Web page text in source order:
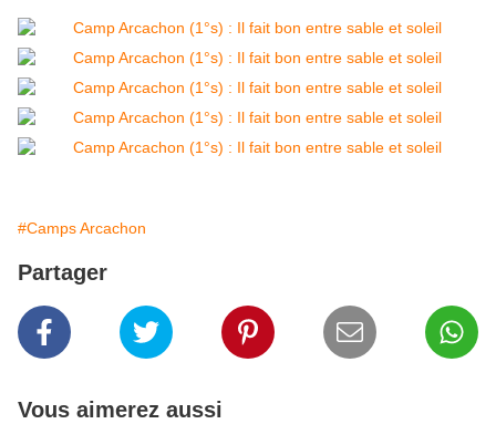
#Camps Arcachon
Partager
Vous aimerez aussi